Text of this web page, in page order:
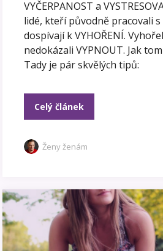
VYČERPANOST a
lidé, kteří původně pracovali s
dospívají k VYHOŘENÍ.
nedokázali VYPNOUT. Jak
Tady je pár skvělých tipů:
Celý článek
Ženy ženám